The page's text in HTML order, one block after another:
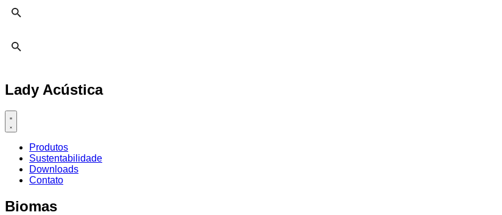
Lady Acústica
Produtos
Sustentabilidade
Downloads
Contato
Biomas